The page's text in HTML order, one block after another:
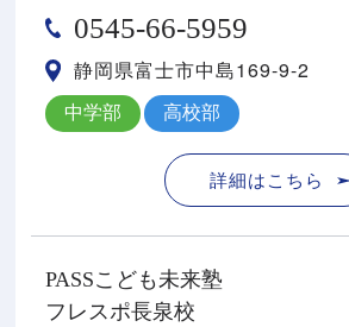
0545-66-5959
静岡県富士市中島169-9-2
中学部 高校部
詳細はこちら
PASSこども未来塾
フレスポ長泉校